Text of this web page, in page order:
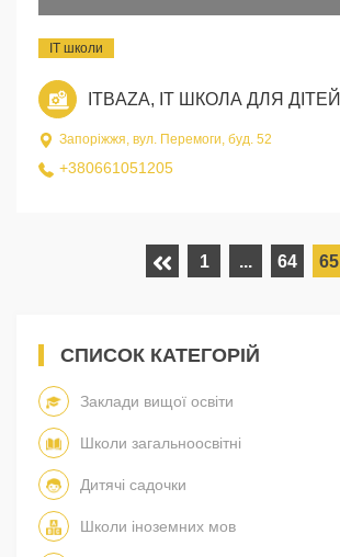
IT школи
ITBAZA, IT ШКОЛА ДЛЯ ДІТЕЙ
Запоріжжя, вул. Перемоги, буд. 52
+380661051205
1 ... 64 65
СПИСОК КАТЕГОРІЙ
Заклади вищої освіти
Школи загальноосвітні
Дитячі садочки
Школи іноземних мов